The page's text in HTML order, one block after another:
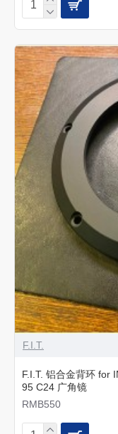
F.I.T.
F.I.T. 铝合金背环 for
95 C24 广角镜
RMB550